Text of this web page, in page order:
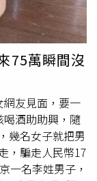
責任感滿滿，因
她開始重新思考
了幸福。（圖／
爛的風和海》
沒有高富帥總
相融合，呈現出
好像就是在說自
得非常漂亮，看
情與文化。（圖
燦爛的風和
75萬瞬間沒
友見面，要一
酒助助興，隨
幾名女子就把男
，騙走人民幣17
一名李姓男子，